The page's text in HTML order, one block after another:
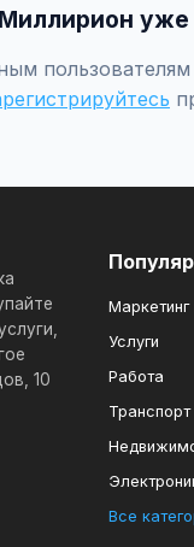
уже
10
Маркетинг
Услуги
Работа
Транспорт
Все